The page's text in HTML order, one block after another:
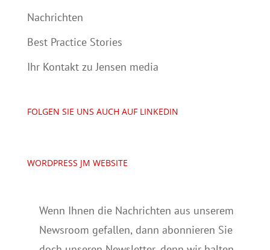
Nachrichten
Best Practice Stories
Ihr Kontakt zu Jensen media
FOLGEN SIE UNS AUCH AUF LINKEDIN
WORDPRESS JM WEBSITE
Wenn Ihnen die Nachrichten aus unserem
Newsroom gefallen, dann abonnieren Sie